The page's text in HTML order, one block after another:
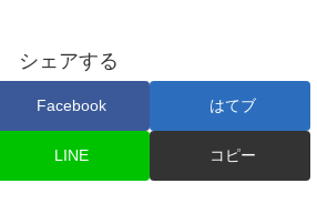
シェアする
Facebook はてブ
LINE コピー